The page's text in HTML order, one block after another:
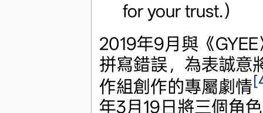
for your trust.）
2019年9月與《
拼寫錯誤，為表誠意
作組創作的專屬劇情
年3月19日將三個角